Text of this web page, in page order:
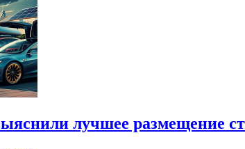
лучшее размещение